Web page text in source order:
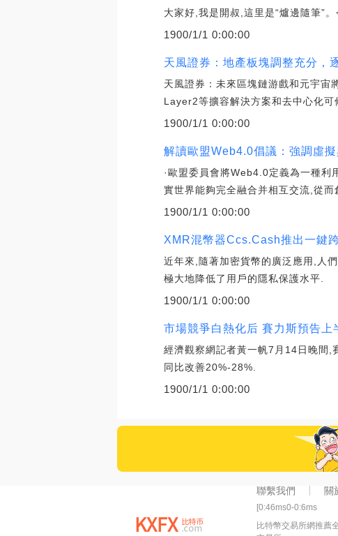
大家好,我是開叔,這里是“爐邊隨筆”
1900/1/1 0:00:00
天風證券：地產板塊調整充分，
天風證券：未來區塊鏈游戲和元宇宙
Layer2等擴容解決方案和去中心化可
1900/1/1 0:00:00
解讀歐盟Web4.0倡議：強調虛
·歐盟委員會將Web4.0定義為一種利
實世界能夠完全融合并相互交流,從而
1900/1/1 0:00:00
XMR混幣器Ccs.Cash推出一鍵
近年來,隨著加密貨幣的廣泛應用,人
極大地降低了用戶的隱私保護水平.
1900/1/1 0:00:00
市場競爭白熱化后 賽力斯預告上
經濟觀察網記者黃一帆7月14日晚間
同比改善20%-28%.
1900/1/1 0:00:00
聯繫我們 關
[0:46ms0-0:6ms
比特幣交易所網推薦